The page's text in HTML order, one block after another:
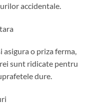
accidentale.
asigura o priza ferma,
sunt ridicate pentru
dure.